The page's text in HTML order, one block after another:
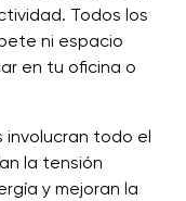
Todos los
ni espacio
en tu oficina o
involucran todo el
la tensión
y mejoran la